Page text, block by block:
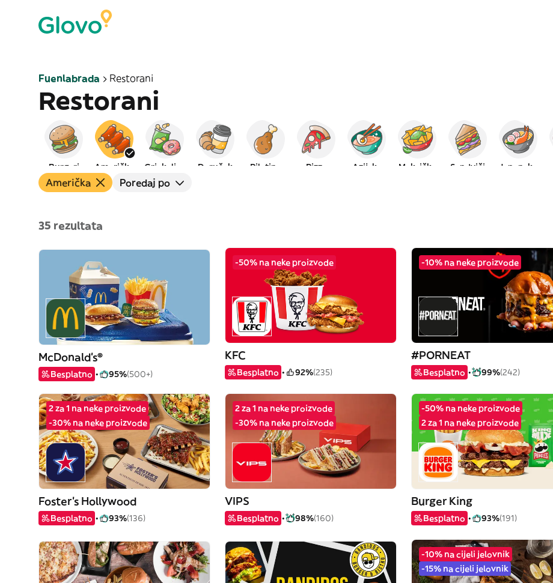
Fuenlabrada Restorani
Restorani
Burgeri Američka Grickalice Doručak Piletina Pizza Azijska Meksička Sendviči Japanska
Američka Poredaj po
35 rezultata
McDonald's®
Besplatno 95%(500+)
-50% na neke proizvode
KFC
Besplatno 92%(235)
-10% na neke proizvode
#PORNEAT
Besplatno 99%(242)
2 za 1 na neke proizvode
-30% na neke proizvode
Foster's Hollywood
Besplatno 93%(136)
2 za 1 na neke proizvode
-30% na neke proizvode
VIPS
Besplatno 98%(160)
-50% na neke proizvode
2 za 1 na neke proizvode
Burger King
Besplatno 93%(191)
-10% na cijeli jelovnik
-15% na cijeli jelovnik